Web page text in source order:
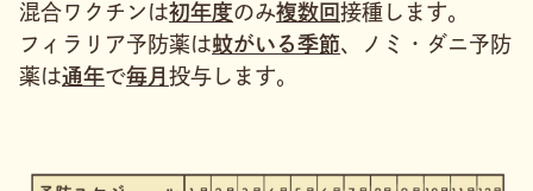
混合ワクチンは初年度のみ複数回接種します。
フィラリア予防薬は蚊がいる季節、ノミ・ダニ予防
薬は通年で毎月 投与します。